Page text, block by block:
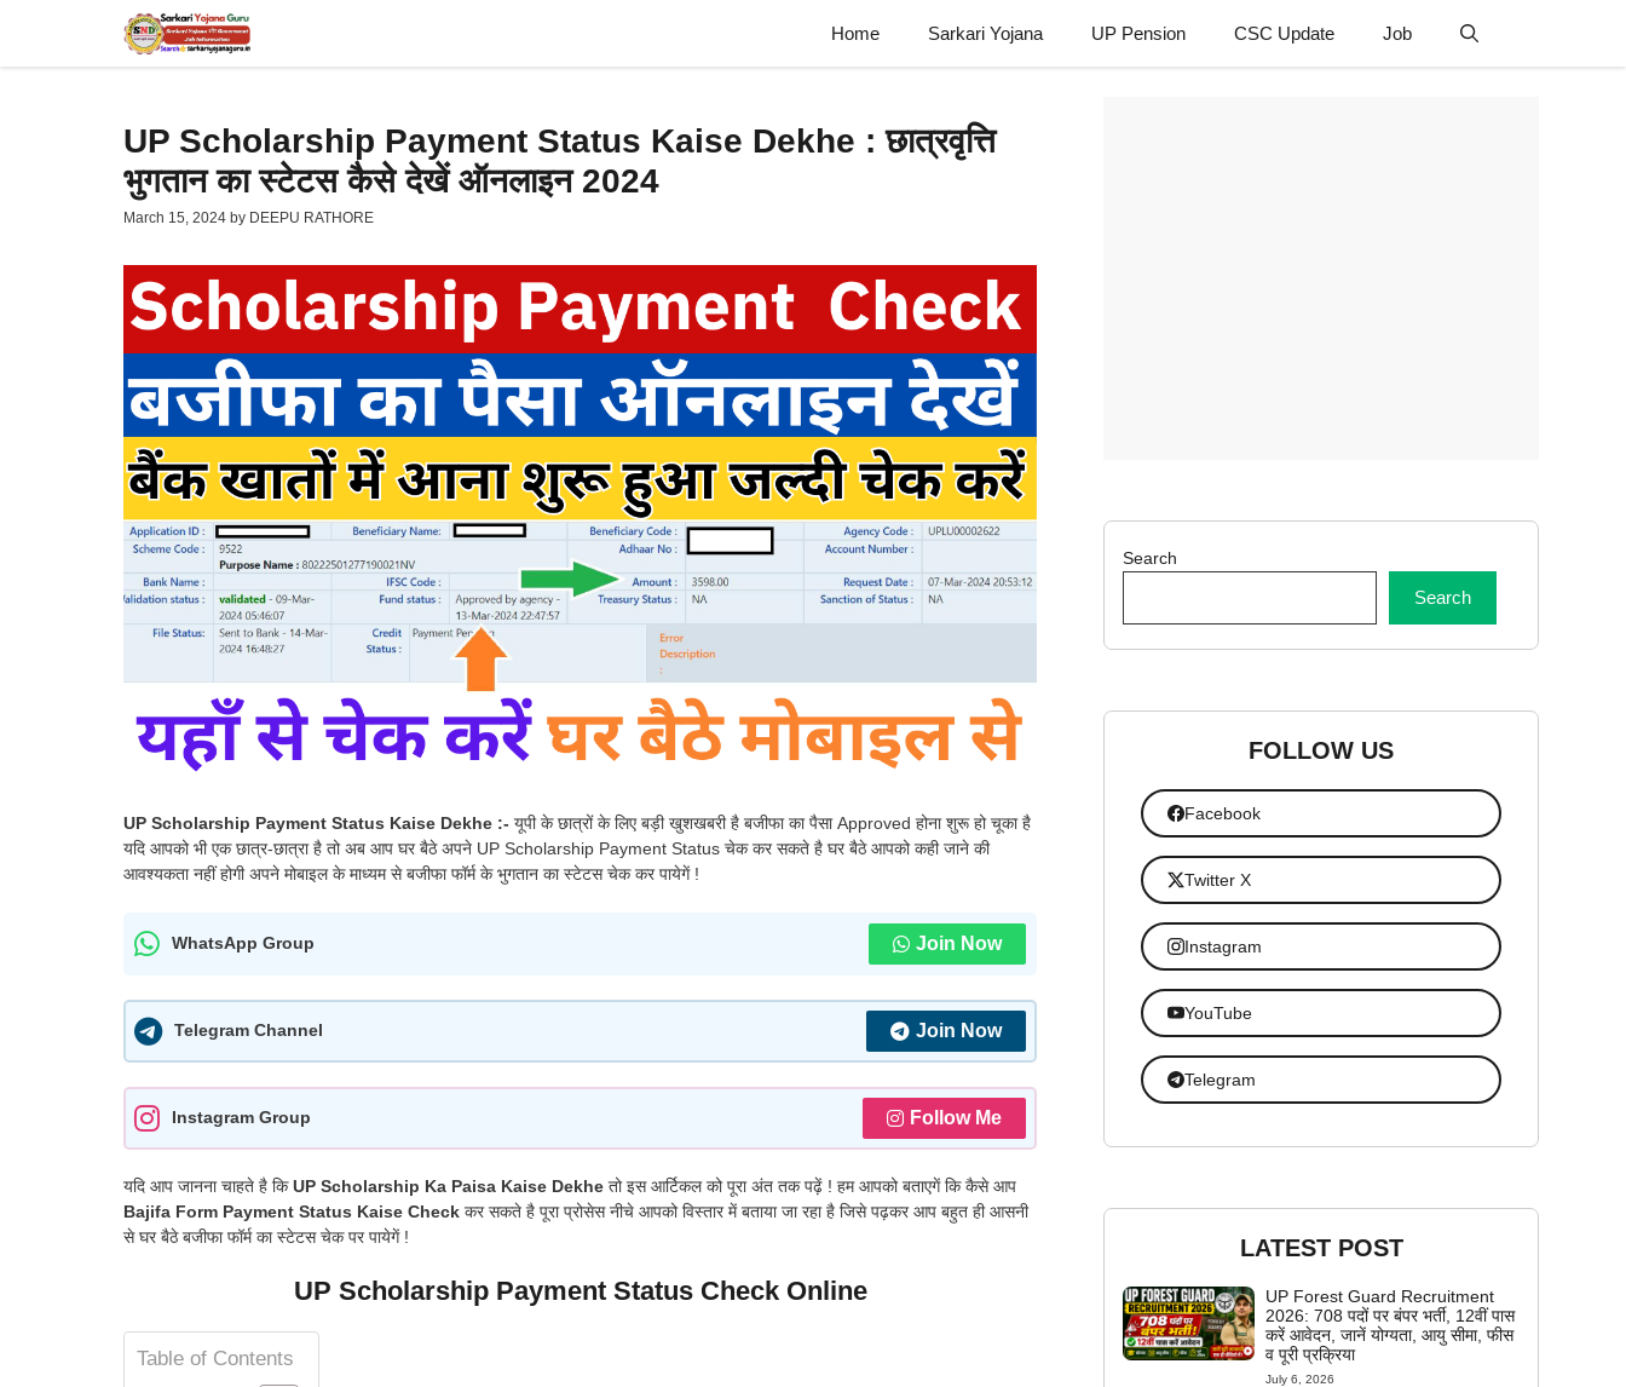
Home Sarkari Yojana UP Pension CSC Update Job
UP Scholarship Payment Status Kaise Dekhe : छात्रवृत्ति
भुगतान का स्टेटस कैसे देखें ऑनलाइन 2024
March 15, 2024 by DEEPU RATHORE
UP Scholarship Payment Status Kaise Dekhe :- यूपी के छात्रों के लिए बड़ी खुशखबरी है बजीफा का पैसा Approved होना शुरू हो चूका है
यदि आपको भी एक छात्र-छात्रा है तो अब आप घर बैठे अपने UP Scholarship Payment Status चेक कर सकते है घर बैठे आपको कही जाने की
आवश्यकता नहीं होगी अपने मोबाइल के माध्यम से बजीफा फॉर्म के भुगतान का स्टेटस चेक कर पायेगें !
WhatsApp Group Join Now
Telegram Channel Join Now
Instagram Group Follow Me
यदि आप जानना चाहते है किUP Scholarship Ka Paisa Kaise Dekhe तो इस आर्टिकल को पूरा अंत तक पढ़ें ! हम आपको बताएगें कि कैसे आप
Bajifa Form Payment Status Kaise Check कर सकते है पूरा प्रोसेस नीचे आपको विस्तार में बताया जा रहा है जिसे पढ़कर आप बहुत ही आसनी
से घर बैठे बजीफा फॉर्म का स्टेटस चेक पर पायेगें !
UP Scholarship Payment Status Check Online
Table of Contents
Search
Search
FOLLOW US
Facebook
Twitter X
Instagram
YouTube
Telegram
LATEST POST
UP Forest Guard Recruitment
2026: 708 पदों पर बंपर भर्ती, 12वीं पास
करें आवेदन, जानें योग्यता, आयु सीमा, फीस
व पूरी प्रक्रिया
July 6, 2026